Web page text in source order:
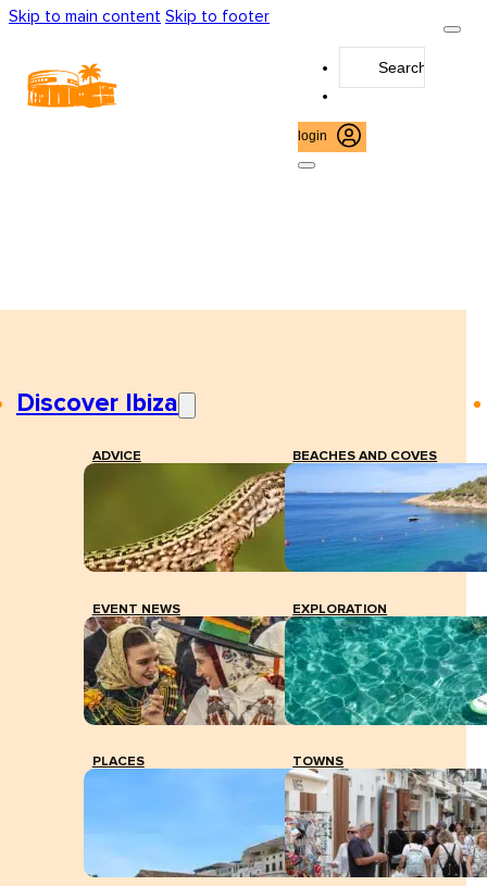
Skip to main content Skip to footer
login
Discover Ibiza
ADVICE BEACHES AND COVES
EVENT NEWS EXPLORATION
PLACES TOWNS